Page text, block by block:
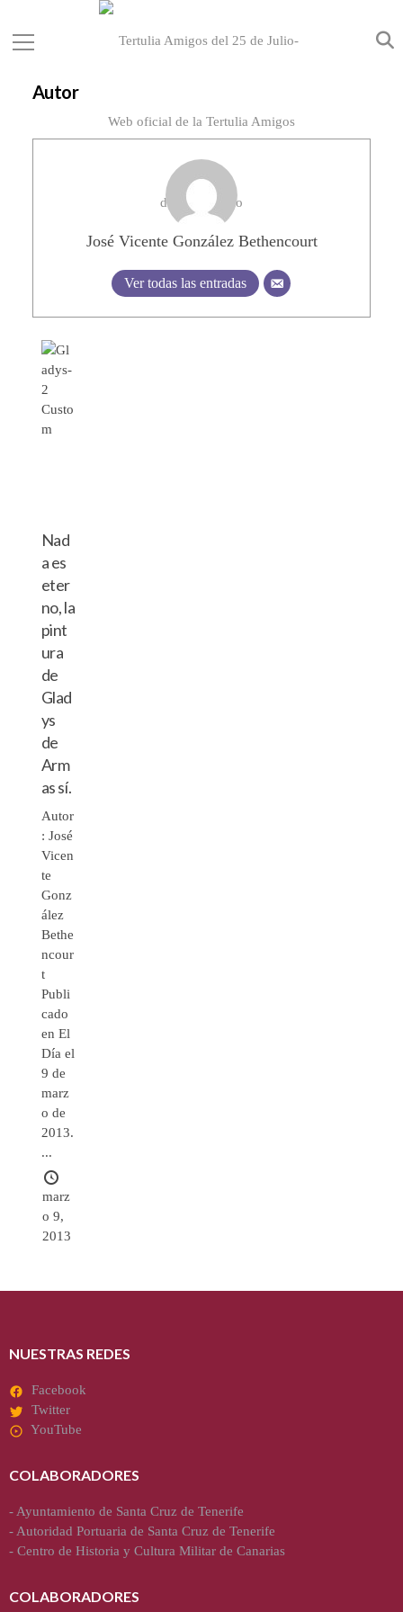
Autor
José Vicente González Bethencourt
Ver todas las entradas
Nad
a es
eter
no, la
pint
ura
de
Glad
ys
de
Arm
as sí.
Autor
: José
Vicen
te
Gonz
ález
Bethe
ncour
t
Publi
cado
en El
Día el
9 de
marz
o de
2013.
...
marz
o 9,
2013
NUESTRAS REDES
Facebook
Twitter
YouTube
COLABORADORES
-Ayuntamiento de Santa Cruz de Tenerife
-Autoridad Portuaria de Santa Cruz de Tenerife
- Centro de Historia y Cultura Militar de Canarias
COLABORADORES